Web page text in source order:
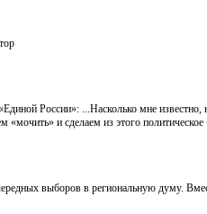
России»: ...Насколько мне известно,
и сделаем из этого
выборов в региональную думу.